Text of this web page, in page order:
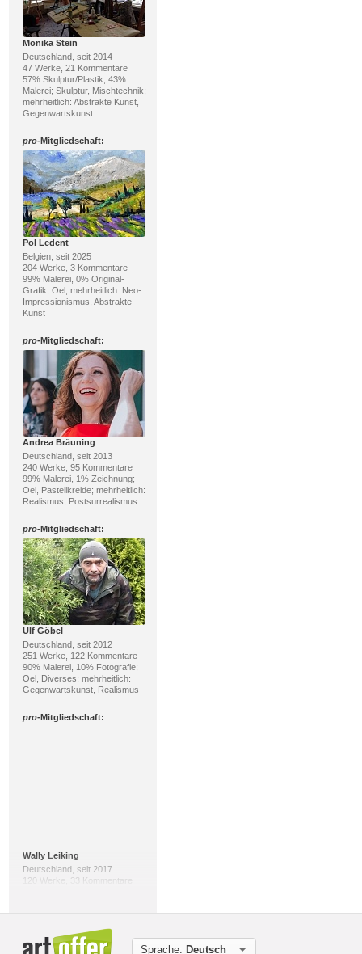
Monika Stein
Deutschland, seit 2014
47 Werke, 21 Kommentare
57% Skulptur/Plastik, 43%
Malerei; Skulptur, Mischtechnik;
mehrheitlich: Abstrakte Kunst,
Gegenwartskunst
pro-Mitgliedschaft:
Pol Ledent
Belgien, seit 2025
204 Werke, 3 Kommentare
99% Malerei, 0% Original-
Grafik; Oel; mehrheitlich: Neo-
Impressionismus, Abstrakte
Kunst
pro-Mitgliedschaft:
Andrea Bräuning
Deutschland, seit 2013
240 Werke, 95 Kommentare
99% Malerei, 1% Zeichnung;
Oel, Pastellkreide; mehrheitlich:
Realismus, Postsurrealismus
pro-Mitgliedschaft:
Ulf Göbel
Deutschland, seit 2012
251 Werke, 122 Kommentare
90% Malerei, 10% Fotografie;
Oel, Diverses; mehrheitlich:
Gegenwartskunst, Realismus
pro-Mitgliedschaft:
Wally Leiking
Deutschland, seit 2017
120 Werke, 33 Kommentare
Kunst
Sprache: Deutsch